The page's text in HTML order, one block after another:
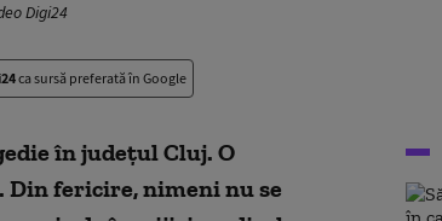
Digi24
ca sursă preferată în Google
în județul Cluj. O
fericire, nimeni nu se